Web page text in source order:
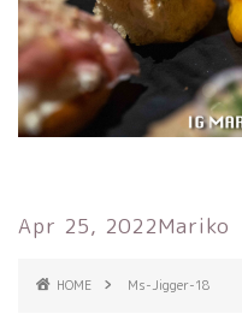
Apr 25, 2022Mariko
HOME Ms-Jigger-18